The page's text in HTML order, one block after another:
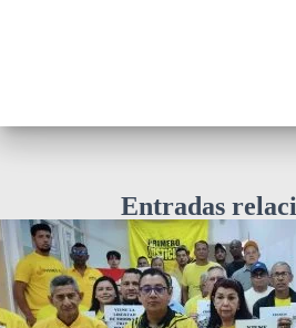
Entradas